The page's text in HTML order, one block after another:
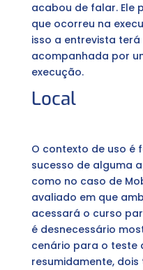
acabou de falar. Ele
que ocorreu na
isso a entrevista
acompanhada por
execução.
Local
O contexto de uso é
sucesso de alguma
como no caso de
avaliado em que
acessará o curso
é desnecessário
cenário para o teste
resumidamente,